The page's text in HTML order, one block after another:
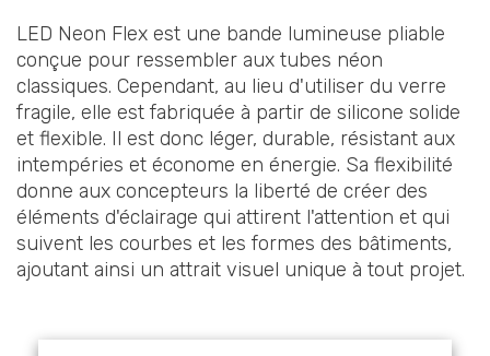
LED Neon Flex est une bande lumineuse pliable
conçue pour ressembler aux tubes néon
classiques. Cependant, au lieu d'utiliser du verre
fragile, elle est fabriquée à partir de silicone solide
et flexible. Il est donc léger, durable, résistant aux
intempéries et économe en énergie. Sa flexibilité
donne aux concepteurs la liberté de créer des
éléments d'éclairage qui attirent l'attention et qui
suivent les courbes et les formes des bâtiments,
ajoutant ainsi un attrait visuel unique à tout projet.